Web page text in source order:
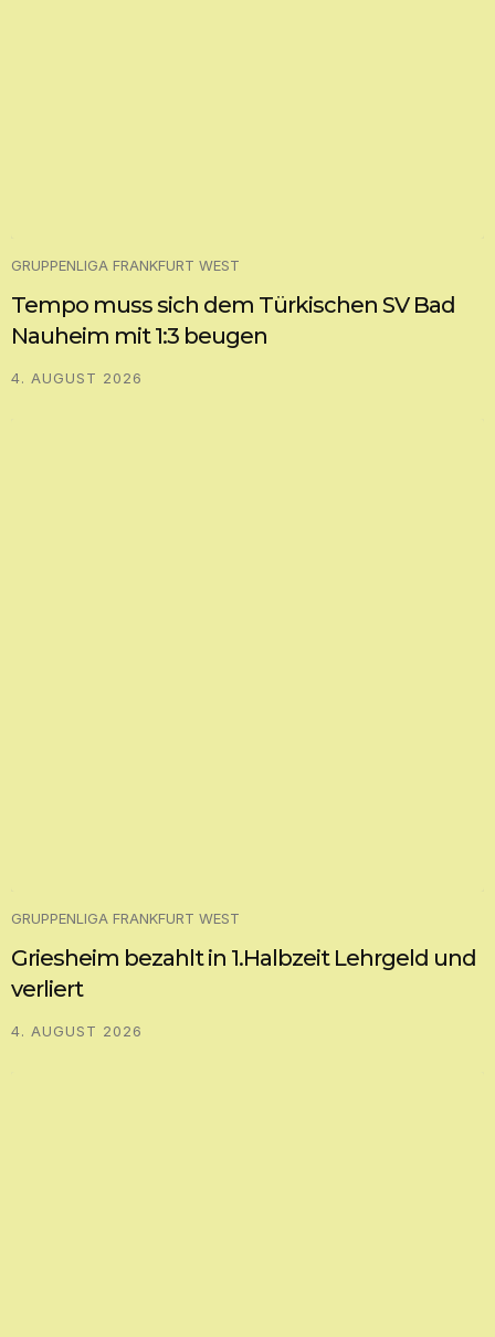
GRUPPENLIGA FRANKFURT WEST
Tempo muss sich dem Türkischen SV Bad
Nauheim mit 1:3 beugen
4. AUGUST 2026
GRUPPENLIGA FRANKFURT WEST
Griesheim bezahlt in 1.Halbzeit Lehrgeld und
verliert
4. AUGUST 2026